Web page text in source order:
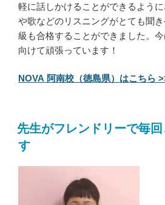
軽に話しかけることができるよう
や歌などのリスニングがとても聞
級も合格することができました。
向けて頑張っています！
NOVA 阿南校（徳島県）はこちら
先生がフレンドリーで毎
す